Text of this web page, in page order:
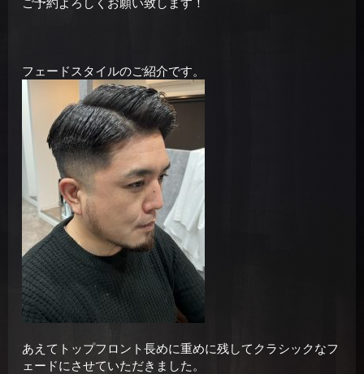
フェードスタイルのご紹介です。
あえてトップフロント長めに重めに残してクラシックなフ
ェードにさせていただきました。